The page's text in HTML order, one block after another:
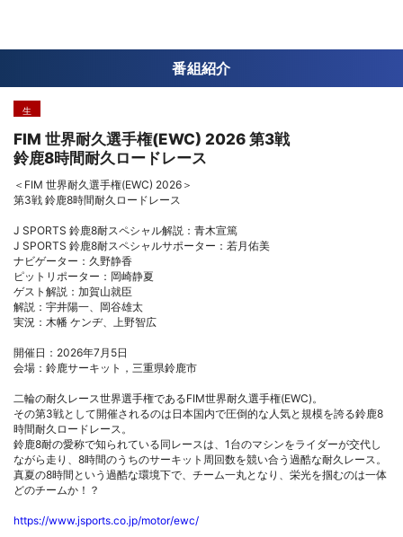
番組紹介
生
FIM 世界耐久選手権(EWC) 2026 第3戦
鈴鹿8時間耐久ロードレース
＜FIM 世界耐久選手権(EWC) 2026＞
第3戦 鈴鹿8時間耐久ロードレース
J SPORTS 鈴鹿8耐スペシャル解説：青木宣篤
J SPORTS 鈴鹿8耐スペシャルサポーター：若月佑美
ナビゲーター：久野静香
ピットリポーター：岡崎静夏
ゲスト解説：加賀山就臣
解説：宇井陽一、岡谷雄太
実況：木幡 ケンヂ、上野智広
開催日：2026年7月5日
会場：鈴鹿サーキット，三重県鈴鹿市
二輪の耐久レース世界選手権であるFIM世界耐久選手権(EWC)。
その第3戦として開催されるのは日本国内で圧倒的な人気と規模を誇る鈴鹿8
時間耐久ロードレース。
鈴鹿8耐の愛称で知られている同レースは、1台のマシンをライダーが交代し
ながら走り、8時間のうちのサーキット周回数を競い合う過酷な耐久レース。
真夏の8時間という過酷な環境下で、チーム一丸となり、栄光を掴むのは一体
どのチームか！？
https://www.jsports.co.jp/motor/ewc/